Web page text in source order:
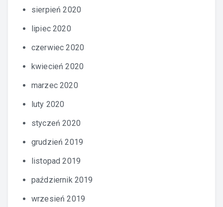
sierpień 2020
lipiec 2020
czerwiec 2020
kwiecień 2020
marzec 2020
luty 2020
styczeń 2020
grudzień 2019
listopad 2019
październik 2019
wrzesień 2019